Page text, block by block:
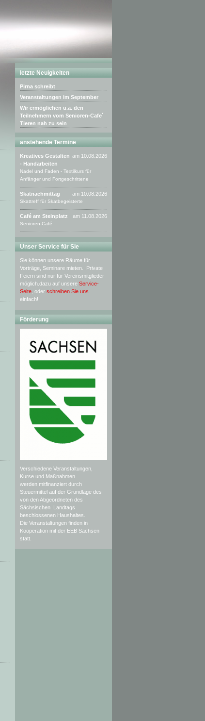
letzte Neuigkeiten
Pirna schreibt
Veranstaltungen im September
Wir ermöglichen u.a. den
Teilnehmern vom Senioren-Cafe´
Tieren nah zu sein
anstehende Termine
am 10.08.2026
Kreatives Gestalten
- Handarbeiten
Nadel und Faden - Textilkurs für
Anfänger und Fortgeschrittene
am 10.08.2026
Skatnachmittag
Skattreff für Skatbegeisterte
am 11.08.2026
Café am Steinplatz
Senioren-Café
Unser Service für Sie
Sie können unsere Räume für
Vorträge, Seminare mieten. Private
Feiern sind nur für Vereinsmitglieder
möglich.dazu auf unsere Service-
Seite , oder schreiben Sie uns
einfach!
Förderung
Verschiedene Veranstaltungen,
Kurse und Maßnahmen
werden mitfinanziert durch
Steuermittel auf der Grundlage des
von den Abgeordneten des
Sächsischen Landtags
beschlossenen Haushaltes.
Die Veranstaltungen finden in
Kooperation mit der EEB Sachsen
statt.